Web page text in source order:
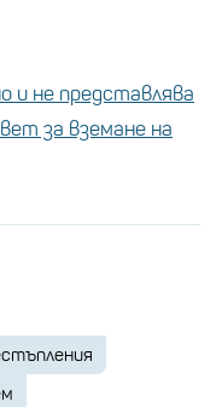
и не представлява
за вземане на